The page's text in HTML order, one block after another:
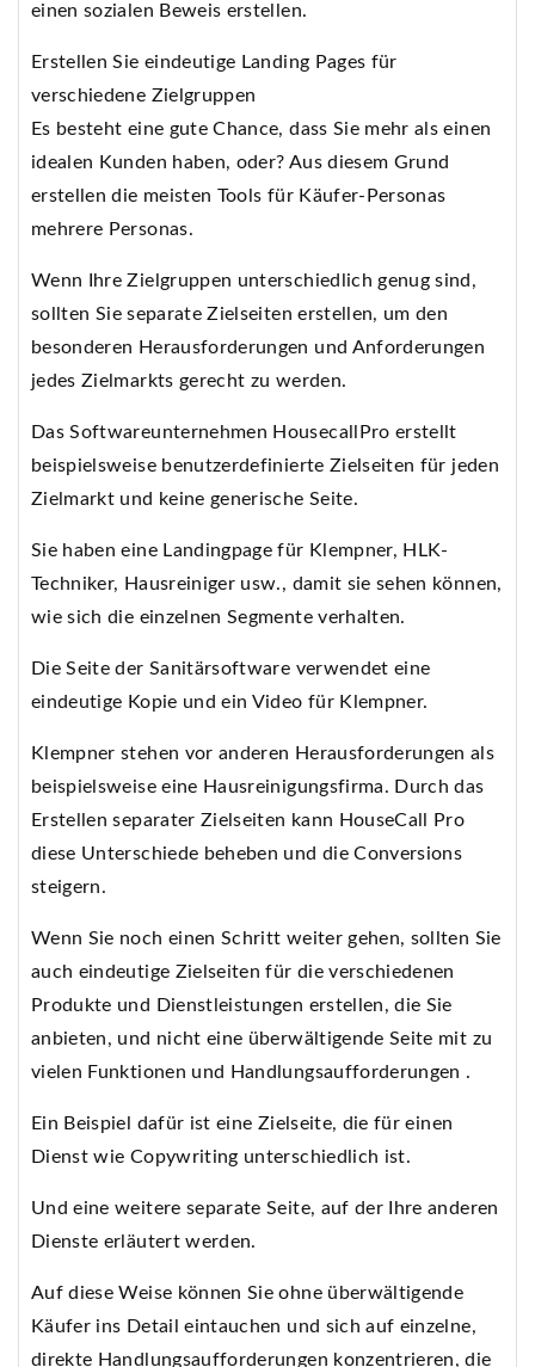
einen sozialen Beweis erstellen.
Erstellen Sie eindeutige Landing Pages für
verschiedene Zielgruppen
Es besteht eine gute Chance, dass Sie mehr als einen
idealen Kunden haben, oder? Aus diesem Grund
erstellen die meisten Tools für Käufer-Personas
mehrere Personas.
Wenn Ihre Zielgruppen unterschiedlich genug sind,
sollten Sie separate Zielseiten erstellen, um den
besonderen Herausforderungen und Anforderungen
jedes Zielmarkts gerecht zu werden.
Das Softwareunternehmen HousecallPro erstellt
beispielsweise benutzerdefinierte Zielseiten für jeden
Zielmarkt und keine generische Seite.
Sie haben eine Landingpage für Klempner, HLK-
Techniker, Hausreiniger usw., damit sie sehen können,
wie sich die einzelnen Segmente verhalten.
Die Seite der Sanitärsoftware verwendet eine
eindeutige Kopie und ein Video für Klempner.
Klempner stehen vor anderen Herausforderungen als
beispielsweise eine Hausreinigungsfirma. Durch das
Erstellen separater Zielseiten kann HouseCall Pro
diese Unterschiede beheben und die Conversions
steigern.
Wenn Sie noch einen Schritt weiter gehen, sollten Sie
auch eindeutige Zielseiten für die verschiedenen
Produkte und Dienstleistungen erstellen, die Sie
anbieten, und nicht eine überwältigende Seite mit zu
vielen Funktionen und Handlungsaufforderungen .
Ein Beispiel dafür ist eine Zielseite, die für einen
Dienst wie Copywriting unterschiedlich ist.
Und eine weitere separate Seite, auf der Ihre anderen
Dienste erläutert werden.
Auf diese Weise können Sie ohne überwältigende
Käufer ins Detail eintauchen und sich auf einzelne,
direkte Handlungsaufforderungen konzentrieren, die